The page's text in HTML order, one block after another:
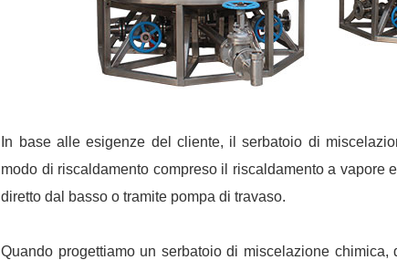
In base alle esigenze del cliente, il serbatoio di
modo di riscaldamento compreso il riscaldamento a vapore
diretto dal basso o tramite pompa di travaso.
Quando progettiamo un serbatoio di miscelazione